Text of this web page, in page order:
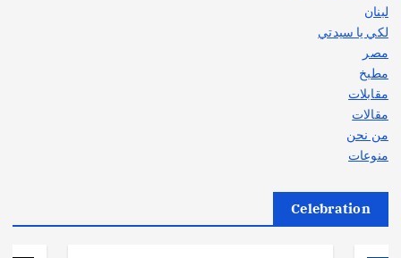
لبنان
لكي يا سيدتي
مصر
مطبخ
مقابلات
مقالات
من نحن
منوعات
Celebration